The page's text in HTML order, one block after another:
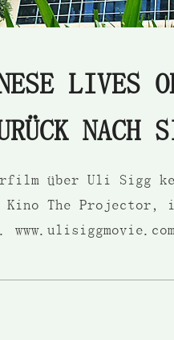
LIVES
NACH
über Uli Sigg
The Projector,
www.ulisiggmovie.com